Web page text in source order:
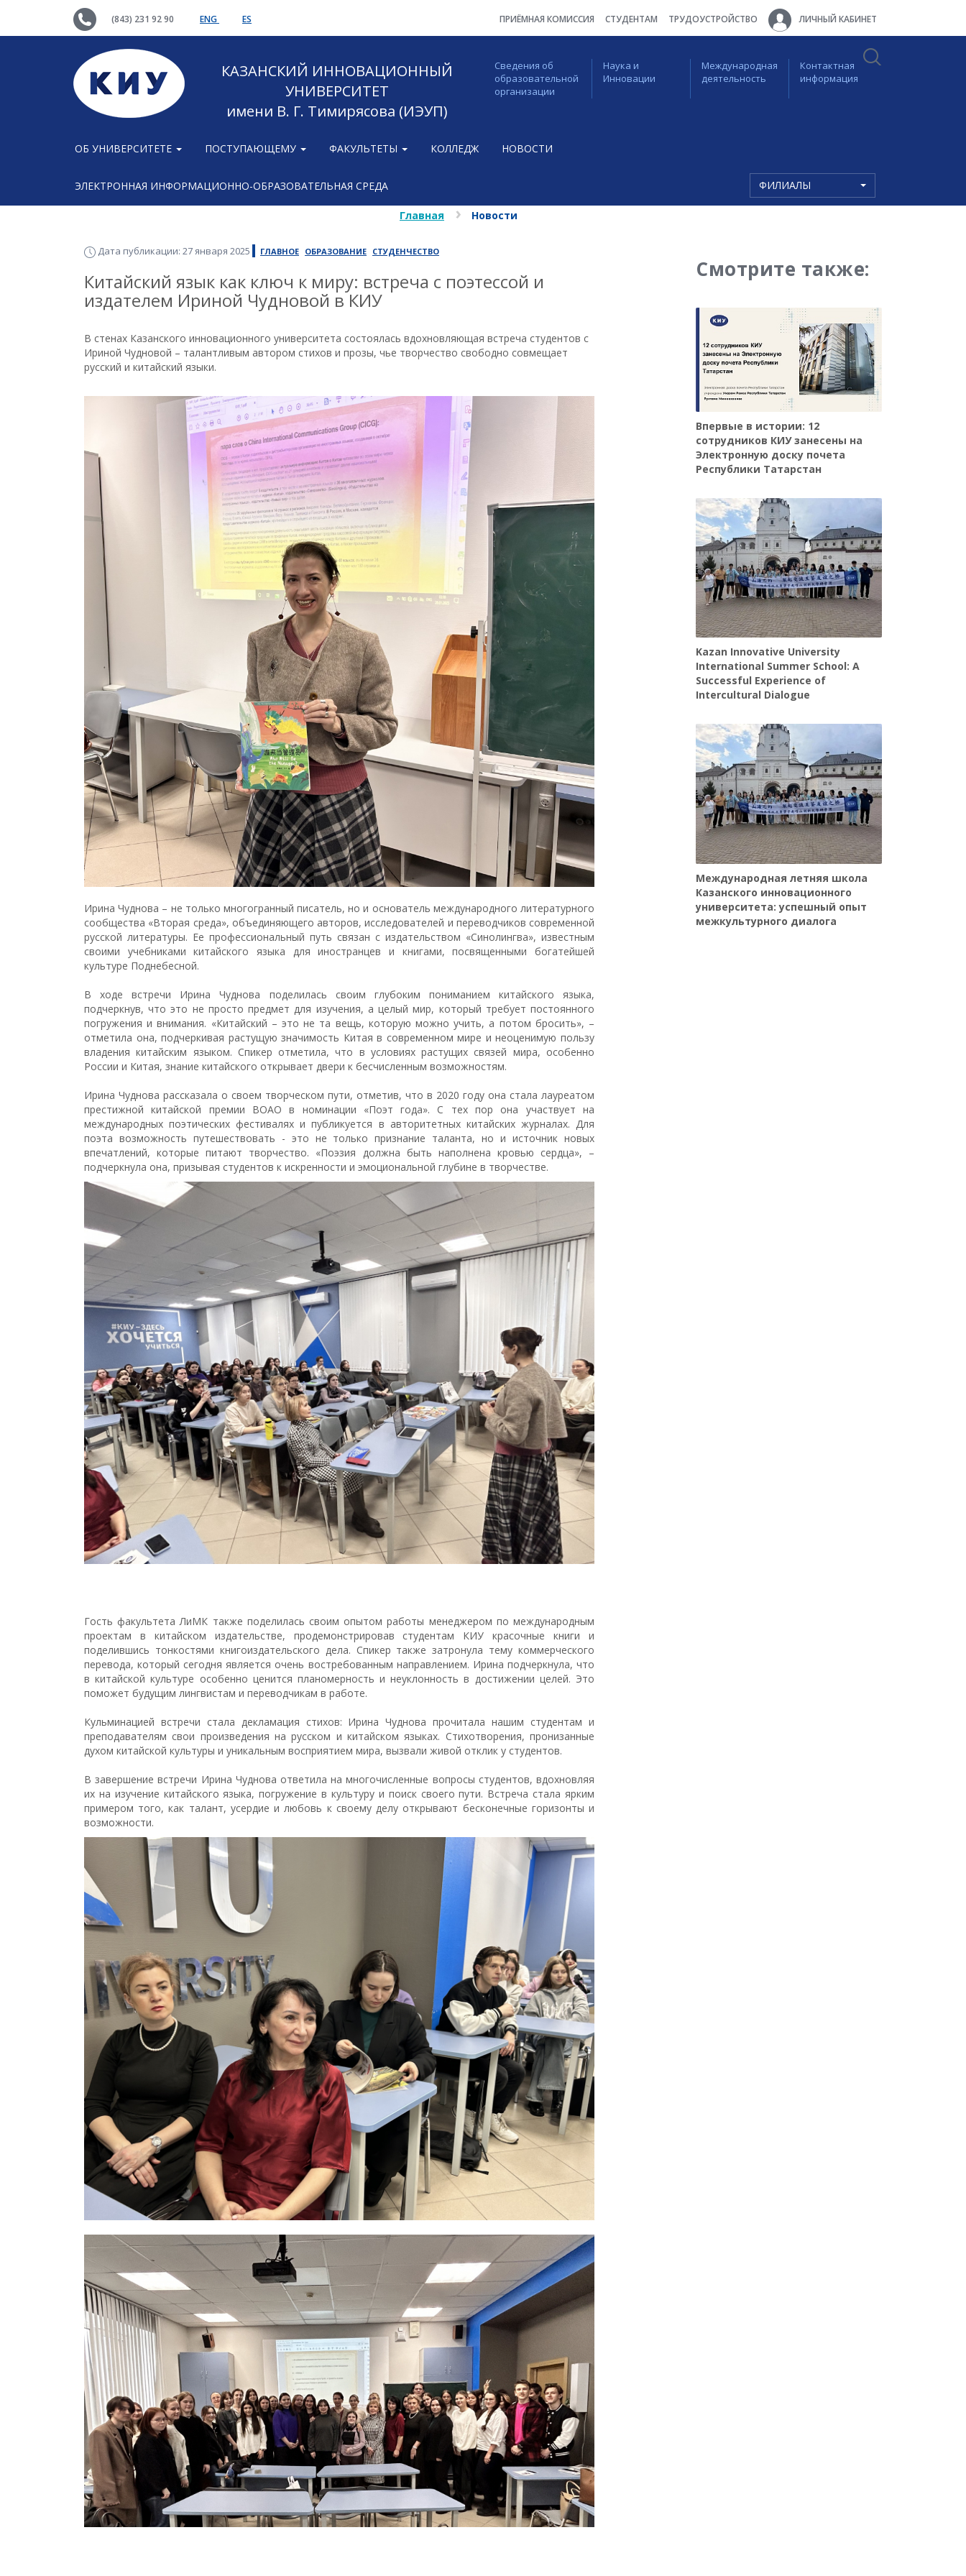
(843) 231 92 90 ENG ES ПРИЁМНАЯ КОМИССИЯ СТУДЕНТАМ ТРУДОУСТРОЙСТВО ЛИЧНЫЙ КАБИНЕТ
КАЗАНСКИЙ ИННОВАЦИОННЫЙ
УНИВЕРСИТЕТ
имени В. Г. Тимирясова (ИЭУП)
Сведения об
образовательной
организации
Наука и
Инновации
Международная
деятельность
Контактная
информация
ОБ УНИВЕРСИТЕТЕ ПОСТУПАЮЩЕМУ ФАКУЛЬТЕТЫ КОЛЛЕДЖ НОВОСТИ
ЭЛЕКТРОННАЯ ИНФОРМАЦИОННО-ОБРАЗОВАТЕЛЬНАЯ СРЕДА ФИЛИАЛЫ
Главная Новости
Дата публикации: 27 января 2025 ГЛАВНОЕ ОБРАЗОВАНИЕ СТУДЕНЧЕСТВО
Китайский язык как ключ к миру: встреча с поэтессой и
издателем Ириной Чудновой в КИУ
В стенах Казанского инновационного университета состоялась вдохновляющая встреча студентов с
Ириной Чудновой – талантливым автором стихов и прозы, чье творчество свободно совмещает
русский и китайский языки.
Ирина Чуднова – не только многогранный писатель, но и основатель международного литературного
сообщества «Вторая среда», объединяющего авторов, исследователей и переводчиков современной
русской литературы. Ее профессиональный путь связан с издательством «Синолингва», известным
своими учебниками китайского языка для иностранцев и книгами, посвященными богатейшей
культуре Поднебесной.
В ходе встречи Ирина Чуднова поделилась своим глубоким пониманием китайского языка,
подчеркнув, что это не просто предмет для изучения, а целый мир, который требует постоянного
погружения и внимания. «Китайский – это не та вещь, которую можно учить, а потом бросить», –
отметила она, подчеркивая растущую значимость Китая в современном мире и неоценимую пользу
владения китайским языком. Спикер отметила, что в условиях растущих связей мира, особенно
России и Китая, знание китайского открывает двери к бесчисленным возможностям.
Ирина Чуднова рассказала о своем творческом пути, отметив, что в 2020 году она стала лауреатом
престижной китайской премии BOAO в номинации «Поэт года». С тех пор она участвует на
международных поэтических фестивалях и публикуется в авторитетных китайских журналах. Для
поэта возможность путешествовать - это не только признание таланта, но и источник новых
впечатлений, которые питают творчество. «Поэзия должна быть наполнена кровью сердца», –
подчеркнула она, призывая студентов к искренности и эмоциональной глубине в творчестве.
Гость факультета ЛиМК также поделилась своим опытом работы менеджером по международным
проектам в китайском издательстве, продемонстрировав студентам КИУ красочные книги и
поделившись тонкостями книгоиздательского дела. Спикер также затронула тему коммерческого
перевода, который сегодня является очень востребованным направлением. Ирина подчеркнула, что
в китайской культуре особенно ценится планомерность и неуклонность в достижении целей. Это
поможет будущим лингвистам и переводчикам в работе.
Кульминацией встречи стала декламация стихов: Ирина Чуднова прочитала нашим студентам и
преподавателям свои произведения на русском и китайском языках. Стихотворения, пронизанные
духом китайской культуры и уникальным восприятием мира, вызвали живой отклик у студентов.
В завершение встречи Ирина Чуднова ответила на многочисленные вопросы студентов, вдохновляя
их на изучение китайского языка, погружение в культуру и поиск своего пути. Встреча стала ярким
примером того, как талант, усердие и любовь к своему делу открывают бесконечные горизонты и
возможности.
Смотрите также:
Впервые в истории: 12
сотрудников КИУ занесены на
Электронную доску почета
Республики Татарстан
Kazan Innovative University
International Summer School: A
Successful Experience of
Intercultural Dialogue
Международная летняя школа
Казанского инновационного
университета: успешный опыт
межкультурного диалога